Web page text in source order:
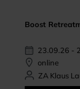
Boost
23.09.26 -
online
ZA Klaus